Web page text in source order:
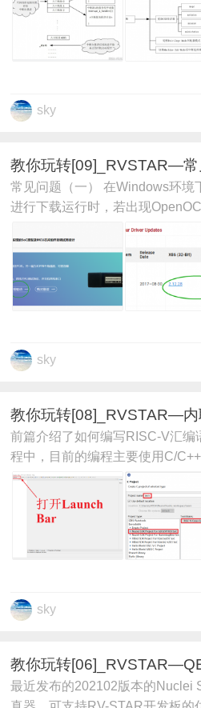
sky
教你玩转[09]_RVSTAR—常
常见问题（一） 在Windows环境
进行下载运行时，若出现
sky
教你玩转[08]_RVSTAR—内
前篇介绍了如何编写RISC-V汇编
程中，目前的编程主要使用C/
sky
教你玩转
最近发布的202102版本的Nuclei